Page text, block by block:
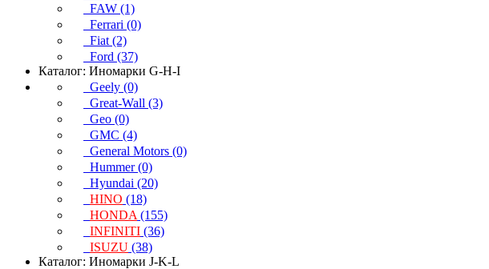
FAW (1)
Ferrari (0)
Fiat (2)
Ford (37)
Каталог: Иномарки G-H-I
Geely (0)
Great-Wall (3)
Geo (0)
GMC (4)
General Motors (0)
Hummer (0)
Hyundai (20)
HINO (18)
HONDA (155)
INFINITI (36)
ISUZU (38)
Каталог: Иномарки J-K-L